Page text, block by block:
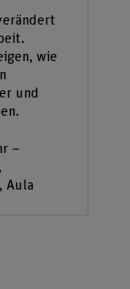
wie
und
–
Aula